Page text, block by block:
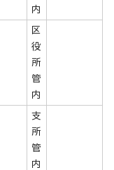
内
区
役
所
管
内
支
所
管
内